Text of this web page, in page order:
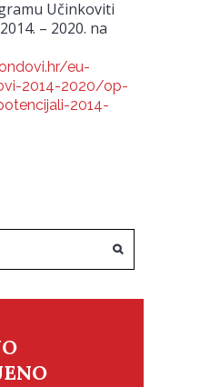
Učinkoviti
– 2020. na
eu-
2014-2020/op-
2014-